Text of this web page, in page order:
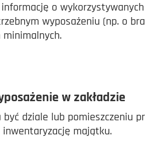
o
wyposażeniu (np. o
w zakładzie
dziale lub pomieszczeniu
majątku.